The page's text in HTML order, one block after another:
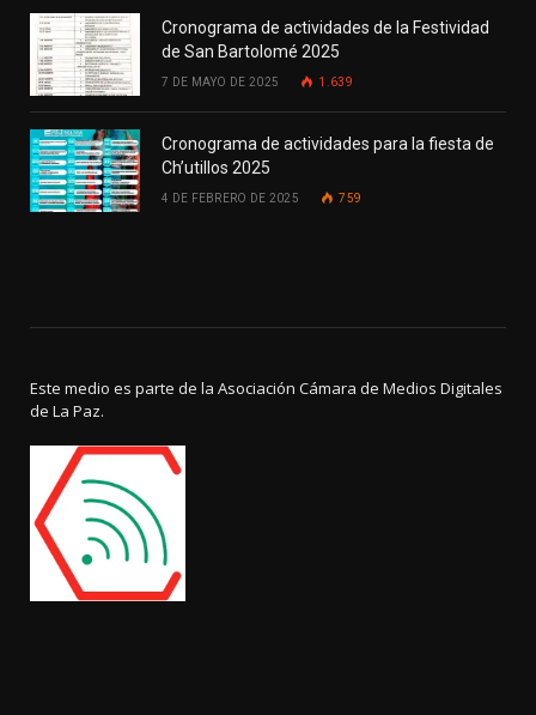
Cronograma de actividades de la Festividad
de San Bartolomé 2025
7 DE MAYO DE 2025 1.639
Cronograma de actividades para la fiesta de
Ch’utillos 2025
4 DE FEBRERO DE 2025 759
Este medio es parte de la Asociación Cámara de Medios Digitales
de La Paz.